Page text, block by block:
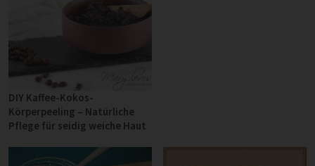
DIY Kaffee-Kokos-
Körperpeeling – Natürliche
Pflege für seidig weiche Haut